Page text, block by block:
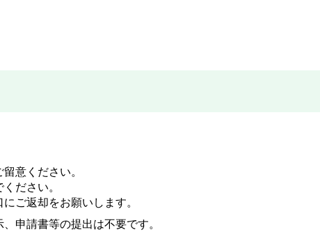
意ください。
ださい。
ご返却をお願いします。
申請書等の提出は不要です。